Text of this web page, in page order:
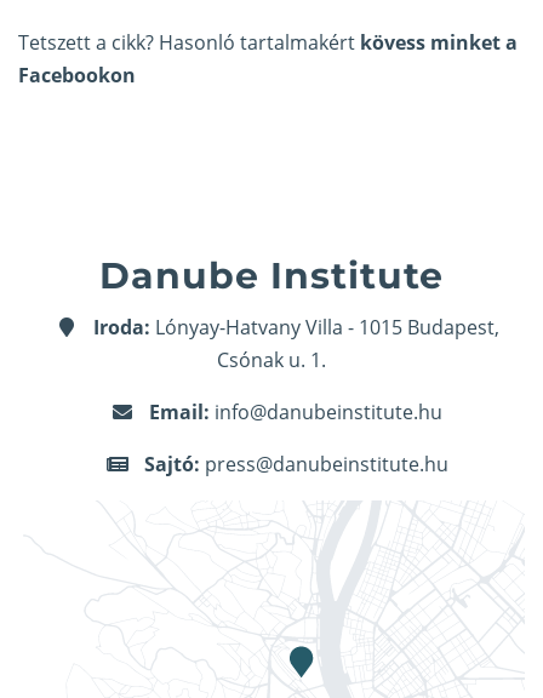
Tetszett a cikk? Hasonló tartalmakért kövess minket a
Facebookon
Danube Institute
Iroda: Lónyay-Hatvany Villa - 1015 Budapest,
Csónak u. 1.
Email: info@danubeinstitute.hu
Sajtó: press@danubeinstitute.hu